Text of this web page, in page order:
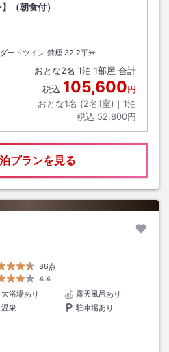
（朝食付）
ードツイン 禁煙 32.2平米
おとな2名 1泊 1部屋 合計
税込 105,600円
おとな1名 (2名1室)｜ 1泊
税込 52,800円
プランを見る
86点
4.4
大浴場あり
露天風呂あり
温泉
駐車場あり